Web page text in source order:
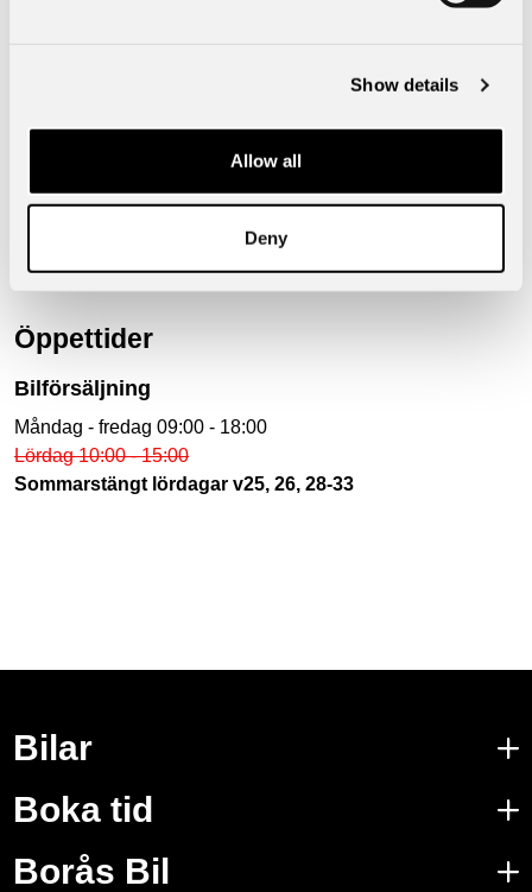
Show details
Allow all
Deny
Telefon: 033-15 16 00
Öppettider
Bilförsäljning
Måndag - fredag 09:00 - 18:00
Lördag 10:00 - 15:00
Sommarstängt lördagar v25, 26, 28-33
Bilar
Boka tid
Borås Bil